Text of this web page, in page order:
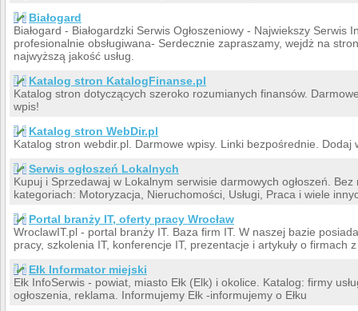
Białogard
Białogard - Białogardzki Serwis Ogłoszeniowy - Najwiekszy Serwis
profesionalnie obsługiwana- Serdecznie zapraszamy, wejdż na
najwyższą jakość usług.
Katalog stron KatalogFinanse.pl
Katalog stron dotyczących szeroko rozumianych finansów.
wpis!
Katalog stron WebDir.pl
Katalog stron webdir.pl. Darmowe wpisy. Linki bezpośrednie. Dodaj
Serwis ogłoszeń Lokalnych
Kupuj i Sprzedawaj w Lokalnym serwisie darmowych ogłoszeń.
kategoriach: Motoryzacja, Nieruchomości, Usługi, Praca i wiele
Portal branży IT, oferty pracy Wrocław
WroclawIT.pl - portal branży IT. Baza firm IT. W naszej bazie
pracy, szkolenia IT, konferencje IT, prezentacje i artykuły o firmach
Ełk Informator miejski
Ełk InfoSerwis - powiat, miasto Ełk (Elk) i okolice. Katalog: firmy
ogłoszenia, reklama. Informujemy Ełk -informujemy o Ełku